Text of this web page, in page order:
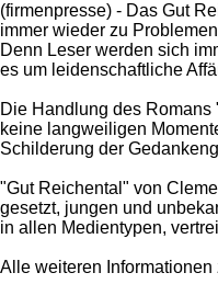
(firmenpresse) - Das Gut
immer wieder zu
Denn Leser werden sich
es um leidenschaftliche
Die Handlung des
keine langweiligen
Schilderung der
"Gut Reichental" von
gesetzt, jungen und
in allen Medientypen,
Alle weiteren Informationen